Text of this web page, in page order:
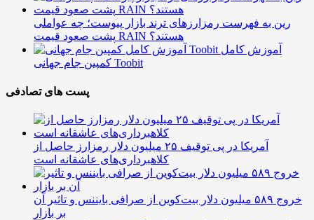
رین به فهرست رمزارزهای ترند بازار پیوست؛ چه عواملی
پشت صعود قیمت RAIN هستند؟
آموزش کامل
کمپین جام جهانی Toobit
پست های تصادفی
آمریکا در پی توقیف ۲۵ میلیون دلار رمزارز حاصل از
کلاهبرداری‌های عاشقانه است
خروج ۵۸۹ میلیون دلار بیت‌کوین از صرافی بایننس و تاثیر آن
بر بازار